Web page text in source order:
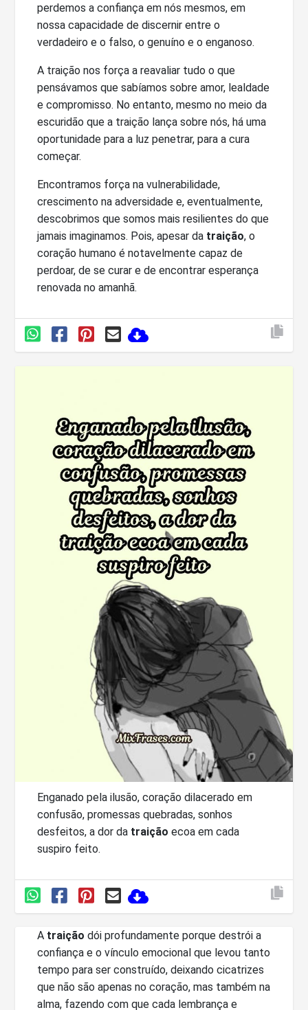
perdemos a confiança em nós mesmos, em
nossa capacidade de discernir entre o
verdadeiro e o falso, o genuíno e o enganoso.
A traição nos força a reavaliar tudo o que
pensávamos que sabíamos sobre amor, lealdade
e compromisso. No entanto, mesmo no meio da
escuridão que a traição lança sobre nós, há uma
oportunidade para a luz penetrar, para a cura
começar.
Encontramos força na vulnerabilidade,
crescimento na adversidade e, eventualmente,
descobrimos que somos mais resilientes do que
jamais imaginamos. Pois, apesar da traição, o
coração humano é notavelmente capaz de
perdoar, de se curar e de encontrar esperança
renovada no amanhã.
Enganado pela ilusão, coração dilacerado em
confusão, promessas quebradas, sonhos
desfeitos, a dor da traição ecoa em cada
suspiro feito.
A traição dói profundamente porque destrói a
confiança e o vínculo emocional que levou tanto
tempo para ser construído, deixando cicatrizes
que não são apenas no coração, mas também na
alma, fazendo com que cada lembrança e